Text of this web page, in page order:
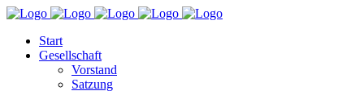
Start
Gesellschaft
Vorstand
Satzung